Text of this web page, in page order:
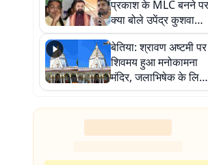
प्रकाश के MLC बनने पर
क्या बोले उपेंद्र कुशवाहा,
सुनिए
बेतिया: श्रावण अष्टमी पर
शिवमय हुआ मनोकामना
मंदिर, जलाभिषेक के लिए
लगी लंबी कतारें